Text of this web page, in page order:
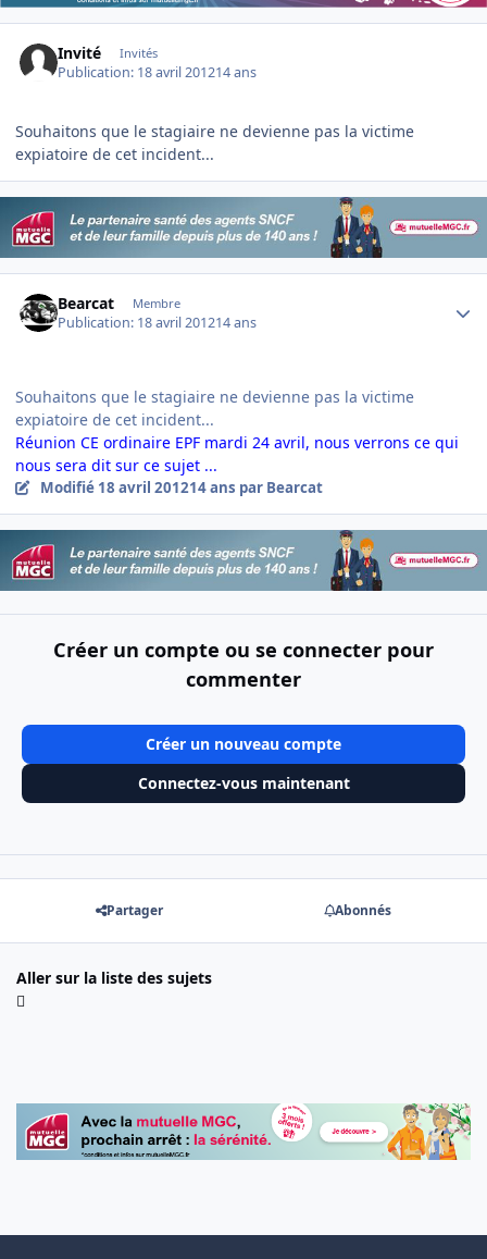
Invité Invités
Publication: 18 avril 201214 ans
Souhaitons que le stagiaire ne devienne pas la victime
expiatoire de cet incident...
Bearcat Membre
Publication: 18 avril 201214 ans
Souhaitons que le stagiaire ne devienne pas la victime
expiatoire de cet incident...
Réunion CE ordinaire EPF mardi 24 avril, nous verrons ce qui
nous sera dit sur ce sujet ...
Modifié 18 avril 201214 ans par Bearcat
Créer un compte ou se connecter pour
commenter
Créer un nouveau compte
Connectez-vous maintenant
Partager Abonnés
Aller sur la liste des sujets